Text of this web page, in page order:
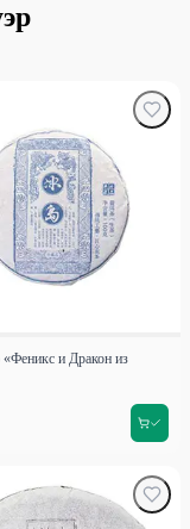
и Дракон из